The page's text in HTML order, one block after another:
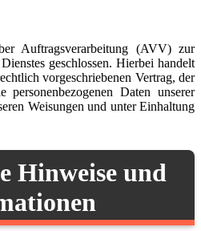
Auftragsverarbeitung (AVV) zur
geschlossen. Hierbei handelt
vorgeschriebenen Vertrag, der
personenbezogenen Daten unserer
Weisungen und unter Einhaltung
Hinweise und